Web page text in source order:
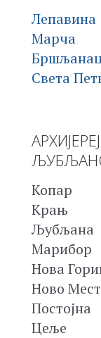
Лепавина
Марча
Света
Копар
Крањ
Љубљана
Марибор
Нова
Ново
Постојна
Цеље